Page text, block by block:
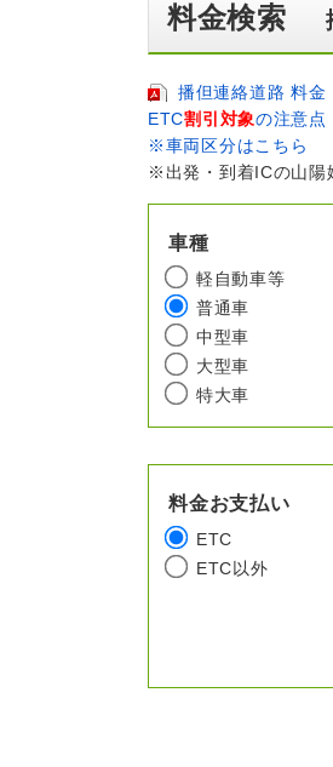
料金検索
播但連絡道路 料金
ETC割引対象の注意点
※車両区分はこちら
※出発・到着ICの山陽
車種
軽自動車等
普通車
中型車
大型車
特大車
料金お支払い
ETC
ETC以外